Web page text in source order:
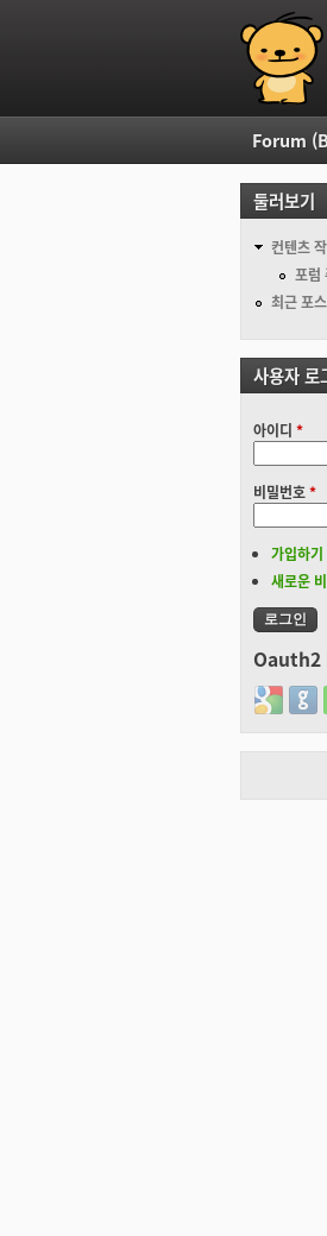
부 메뉴
주 메뉴
Forum
둘러보기
컨텐츠
포럼
최근 포
사용자 로
아이디 *
비밀번호*
가입하기
새로운
Oauth2
Login with